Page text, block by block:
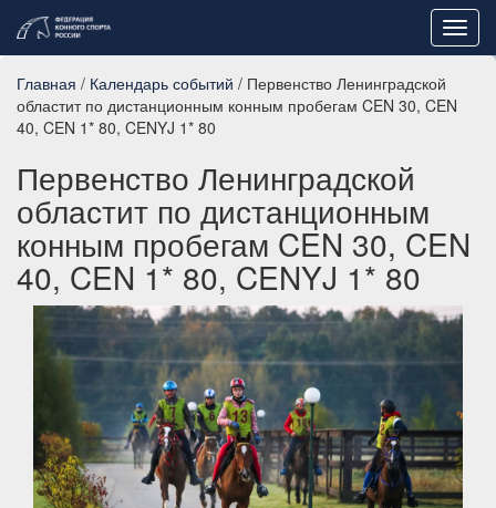
Главная / Календарь событий / Первенство Ленинградской
областит по дистанционным конным пробегам CEN 30, CEN
40, CEN 1* 80, CENYJ 1* 80
Первенство Ленинградской
областит по дистанционным
конным пробегам CEN 30, CEN
40, CEN 1* 80, CENYJ 1* 80